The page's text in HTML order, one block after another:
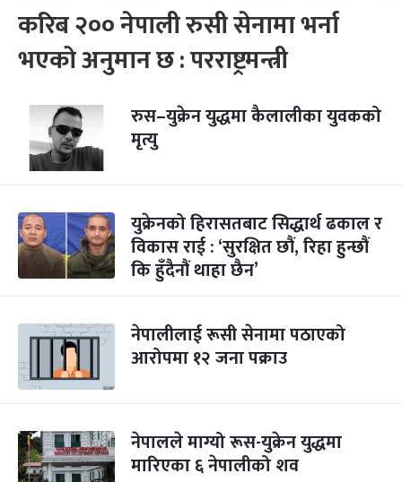
करिब २०० नेपाली रुसी सेनामा भर्ना
भएको अनुमान छ : परराष्ट्रमन्त्री
रुस–युक्रेन युद्धमा कैलालीका युवकको
मृत्यु
युक्रेनको हिरासतबाट सिद्धार्थ ढकाल र
विकास राई : ‘सुरक्षित छौं, रिहा हुन्छौं
कि हुँदैनौं थाहा छैन’
नेपालीलाई रूसी सेनामा पठाएको
आरोपमा १२ जना पक्राउ
नेपालले माग्यो रूस-युक्रेन युद्धमा
मारिएका ६ नेपालीको शव